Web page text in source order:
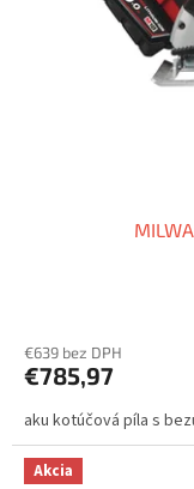
€639 bez DPH
€785,97
aku kotúčová píla s
Akcia